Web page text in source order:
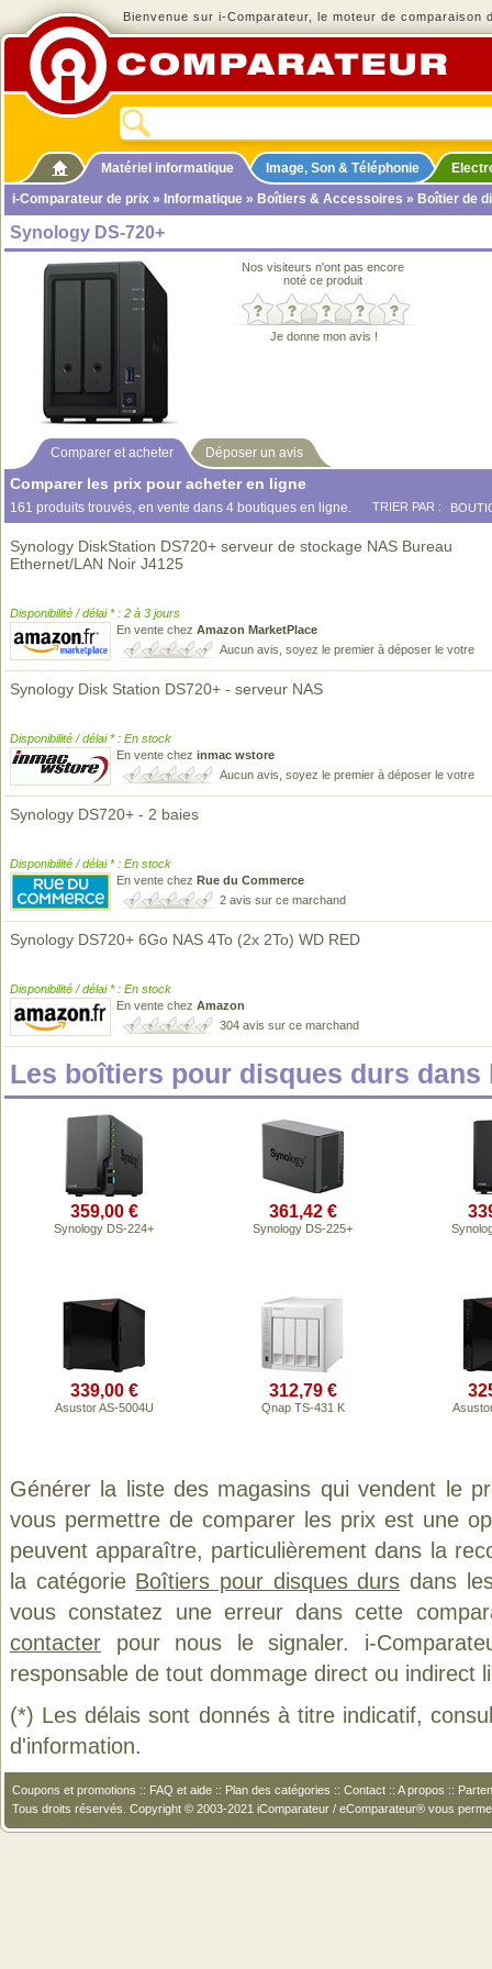
Bienvenue sur i-Comparateur, le moteur de comparaison
Matériel informatique Image, Son & Téléphonie
i-Comparateur de prix » Informatique » Boîtiers & Accessoires » Boîtier de
Synology DS-720+
Nos visiteurs n'ont pas encore
noté ce produit
Je donne mon avis !
Comparer et acheter Déposer un avis
Comparer les prix pour acheter en ligne
161 produits trouvés, en vente dans 4 boutiques en ligne. TRIER PAR :
Synology DiskStation DS720+ serveur de stockage NAS Bureau
Ethernet/LAN Noir J4125
Disponibilité / délai * : 2 à 3 jours
En vente chez Amazon MarketPlace
Aucun avis, soyez le premier à déposer le votre
Synology Disk Station DS720+ - serveur NAS
Disponibilité / délai * : En stock
En vente chez inmac wstore
Aucun avis, soyez le premier à déposer le votre
Synology DS720+ - 2 baies
Disponibilité / délai * : En stock
En vente chez Rue du Commerce
2 avis sur ce marchand
Synology DS720+ 6Go NAS 4To (2x 2To) WD RED
Disponibilité / délai * : En stock
En vente chez Amazon
304 avis sur ce marchand
Les boîtiers pour disques durs dans
359,00 €
Synology DS-224+
361,42 €
Synology DS-225+
339,00 €
Asustor AS-5004U
312,79 €
Qnap TS-431 K
Générer la liste des magasins qui vendent le
vous permettre de comparer les prix est une
peuvent apparaître, particulièrement dans la
la catégorie Boîtiers pour disques durs dans
vous constatez une erreur dans cette
contacter pour nous le signaler. i-
responsable de tout dommage direct ou indirect
(*) Les délais sont donnés à titre indicatif,
d'information.
Coupons et promotions :: FAQ et aide :: Plan des catégories :: Contact :: A propos ::
Tous droits réservés. Copyright © 2003-2021 iComparateur / eComparateur® vous